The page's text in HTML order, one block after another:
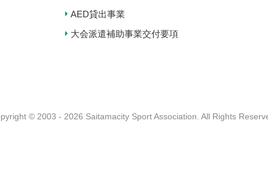
AED貸出事業
大会派遣補助事業交付要項
© 2003 - 2026 Saitamacity Sport Association. All Rights